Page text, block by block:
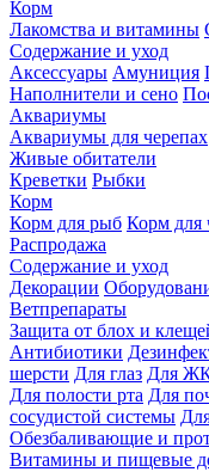
Корм
Лакомства и витамины
Содержание и уход
Аксессуары Амуниция
Наполнители и сено
Аквариумы
Аквариумы для черепах
Живые обитатели
Креветки Рыбки
Корм
Корм для рыб Корм для
Распродажа
Содержание и уход
Декорации
Ветпрепараты
Защита от блох и
Антибиотики
шерсти Для глаз Для
Для полости рта Для
сосудистой системы
Обезбаливающие и
Витамины и пищевые